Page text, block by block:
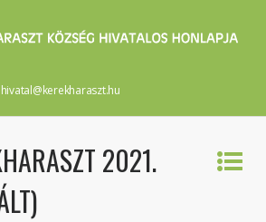
hivatal@kerekharaszt.hu
2021.